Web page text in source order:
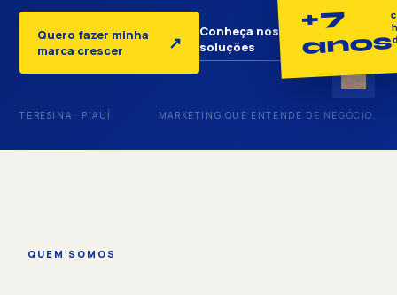
Quero fazer minha
marca crescer
↗
Conheça nossas
soluções
↓
+7
anos
TERESINA · PIAUÍ MARKETING QUE ENTENDE DE NEGÓCIO.
QUEM SOMOS